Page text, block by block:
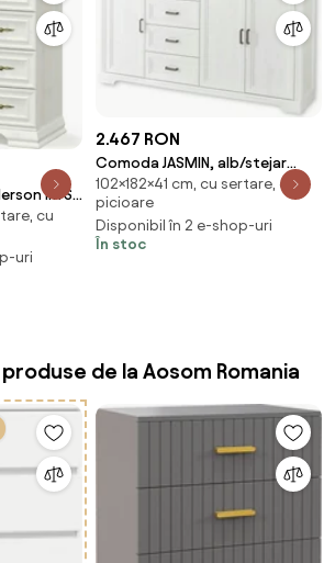
IRYS,
cu
uri
2.467 RON
Comoda JASMIN, alb/stejar
artisan, PAL, cu 3 usi si 4
sertare, 182x41x
102×182×41 cm, cu sertare, cu
picioare
Disponibil în 2 e-shop-uri
În stoc
de la Aosom Romania